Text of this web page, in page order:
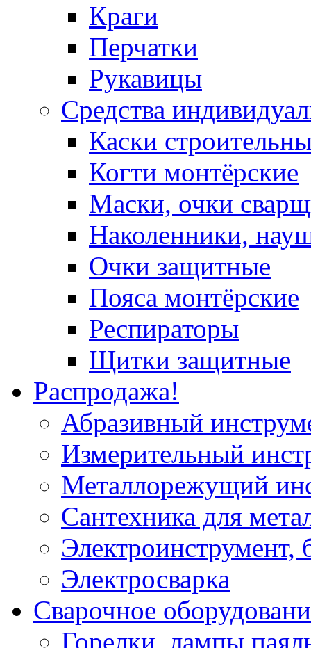
Краги
Перчатки
Рукавицы
Средства
Каски
Когти монтёрские
Маски, очки
Наколенники,
Очки защитные
Пояса монтёрские
Респираторы
Щитки защитные
Распродажа!
Абразивный
Измерительный
Металлорежущий
Сантехника для
Электроинструмент,
Электросварка
Сварочное
Горелки, лампы